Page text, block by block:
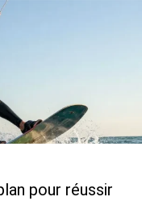
pour réussir